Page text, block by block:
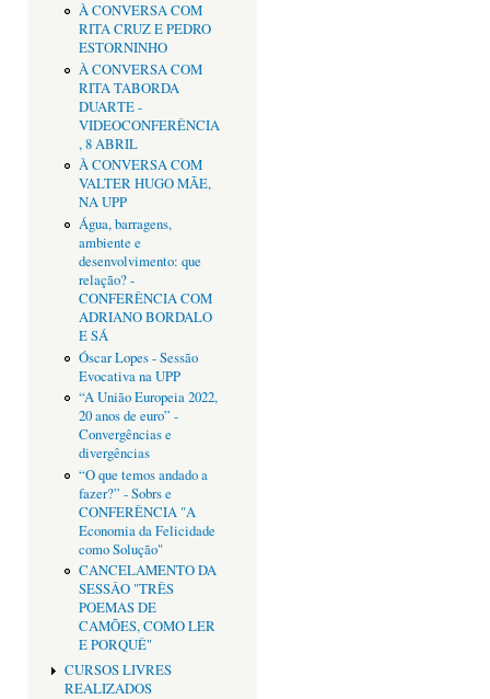
À CONVERSA COM
RITA CRUZ E PEDRO
ESTORNINHO
À CONVERSA COM
RITA TABORDA
DUARTE -
VIDEOCONFERÊNCIA
, 8 ABRIL
À CONVERSA COM
VALTER HUGO MÃE,
NA UPP
Água, barragens,
ambiente e
desenvolvimento: que
relação? -
CONFERÊNCIA COM
ADRIANO BORDALO
E SÁ
Óscar Lopes - Sessão
Evocativa na UPP
“A União Europeia 2022,
20 anos de euro” -
Convergências e
divergências
“O que temos andado a
fazer?” - Sobrs e
CONFERÊNCIA "A
Economia da Felicidade
como Solução"
CANCELAMENTO DA
SESSÂO "TRÊS
POEMAS DE
CAMÕES, COMO LER
E PORQUÊ"
CURSOS LIVRES
REALIZADOS